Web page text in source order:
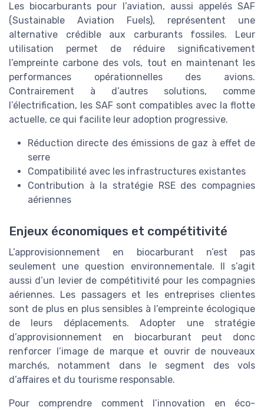
Les biocarburants pour l’aviation, aussi appelés SAF
(Sustainable Aviation Fuels), représentent une
alternative crédible aux carburants fossiles. Leur
utilisation permet de réduire significativement
l’empreinte carbone des vols, tout en maintenant les
performances opérationnelles des avions.
Contrairement à d’autres solutions, comme
l’électrification, les SAF sont compatibles avec la flotte
actuelle, ce qui facilite leur adoption progressive.
Réduction directe des émissions de gaz à effet de
serre
Compatibilité avec les infrastructures existantes
Contribution à la stratégie RSE des compagnies
aériennes
Enjeux économiques et compétitivité
L’approvisionnement en biocarburant n’est pas
seulement une question environnementale. Il s’agit
aussi d’un levier de compétitivité pour les compagnies
aériennes. Les passagers et les entreprises clientes
sont de plus en plus sensibles à l’empreinte écologique
de leurs déplacements. Adopter une stratégie
d’approvisionnement en biocarburant peut donc
renforcer l’image de marque et ouvrir de nouveaux
marchés, notamment dans le segment des vols
d’affaires et du tourisme responsable.
Pour comprendre comment l’innovation en éco-